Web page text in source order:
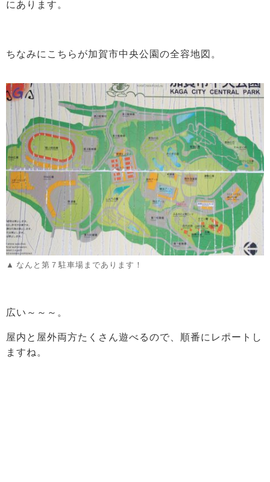
にあります。
ちなみにこちらが加賀市中央公園の全容地図。
なんと第７駐車場まであります！
広い～～～。
屋内と屋外両方たくさん遊べるので、順番にレポートし
ますね。